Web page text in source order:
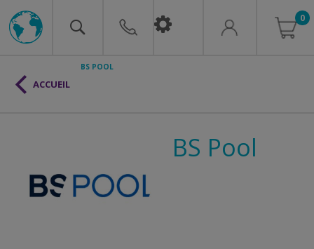
0
BS Pool
ACCUEIL
BS POOL